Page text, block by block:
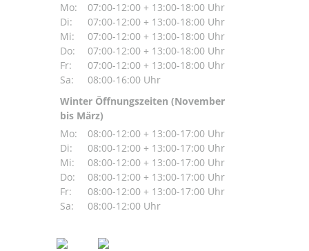
Mo:
07:00-12:00 + 13:00-18:00 Uhr
Di:
07:00-12:00 + 13:00-18:00 Uhr
Mi:
07:00-12:00 + 13:00-18:00 Uhr
Do:
07:00-12:00 + 13:00-18:00 Uhr
Fr:
07:00-12:00 + 13:00-18:00 Uhr
Sa:
08:00-16:00 Uhr
Winter Öffnungszeiten (November
bis März)
Mo:
08:00-12:00 + 13:00-17:00 Uhr
Di:
08:00-12:00 + 13:00-17:00 Uhr
Mi:
08:00-12:00 + 13:00-17:00 Uhr
Do:
08:00-12:00 + 13:00-17:00 Uhr
Fr:
08:00-12:00 + 13:00-17:00 Uhr
Sa:
08:00-12:00 Uhr